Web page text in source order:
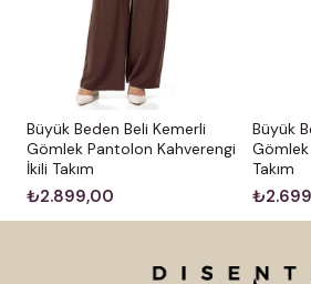
Büyük Beden Beli Kemerli
Gömlek Pantolon Kahverengi
İkili Takım
₺2.899,00
Büyük
Takım